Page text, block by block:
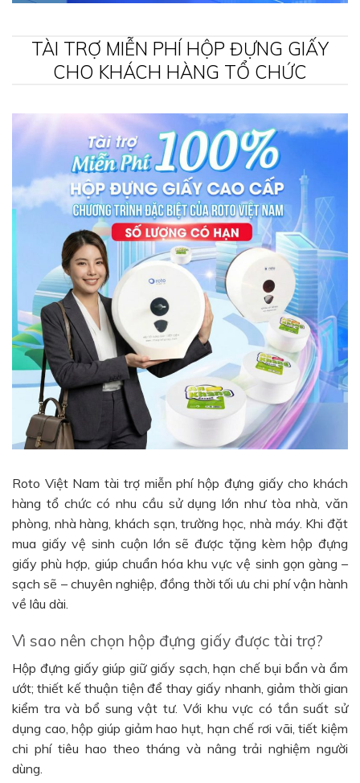
TÀI TRỢ MIỄN PHÍ HỘP ĐỰNG GIẤY
CHO KHÁCH HÀNG TỔ CHỨC
Roto Việt Nam tài trợ miễn phí hộp đựng giấy cho khách
hàng tổ chức có nhu cầu sử dụng lớn như tòa nhà, văn
phòng, nhà hàng, khách sạn, trường học, nhà máy. Khi đặt
mua giấy vệ sinh cuộn lớn sẽ được tặng kèm hộp đựng
giấy phù hợp, giúp chuẩn hóa khu vực vệ sinh gọn gàng –
sạch sẽ – chuyên nghiệp, đồng thời tối ưu chi phí vận hành
về lâu dài.
Vì sao nên chọn hộp đựng giấy được tài trợ?
Hộp đựng giấy giúp giữ giấy sạch, hạn chế bụi bẩn và ẩm
ướt; thiết kế thuận tiện để thay giấy nhanh, giảm thời gian
kiểm tra và bổ sung vật tư. Với khu vực có tần suất sử
dụng cao, hộp giúp giảm hao hụt, hạn chế rơi vãi, tiết kiệm
chi phí tiêu hao theo tháng và nâng trải nghiệm người
dùng.